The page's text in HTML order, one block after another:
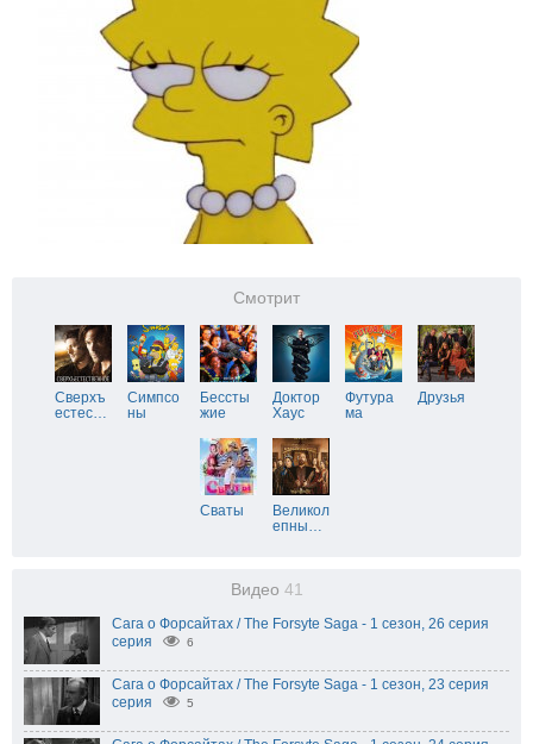
Смотрит
Сверхъ
естес…
Симпсо
ны
Бессты
жие
Доктор
Хаус
Футура
ма
Друзья
Сваты
Великол
епны…
Видео 41
Сага о Форсайтах / The Forsyte Saga - 1 сезон, 26 серия
серия
6
Сага о Форсайтах / The Forsyte Saga - 1 сезон, 23 серия
серия
5